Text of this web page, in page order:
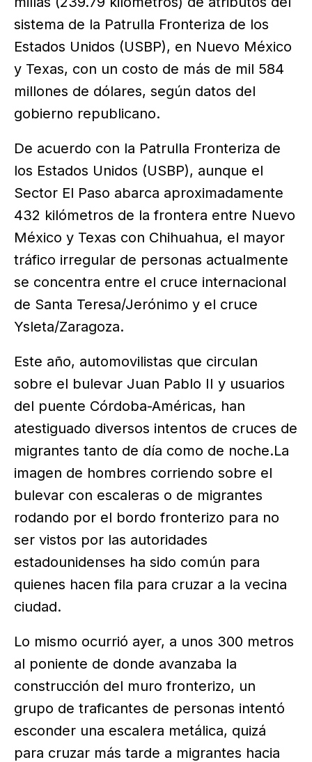
sistema de la Patrulla Fronteriza de los
Estados Unidos (USBP), en Nuevo México
y Texas, con un costo de más de mil 584
millones de dólares, según datos del
gobierno republicano.
De acuerdo con la Patrulla Fronteriza de
los Estados Unidos (USBP), aunque el
Sector El Paso abarca aproximadamente
432 kilómetros de la frontera entre Nuevo
México y Texas con Chihuahua, el mayor
tráfico irregular de personas actualmente
se concentra entre el cruce internacional
de Santa Teresa/Jerónimo y el cruce
Ysleta/Zaragoza.
Este año, automovilistas que circulan
sobre el bulevar Juan Pablo II y usuarios
del puente Córdoba-Américas, han
atestiguado diversos intentos de cruces de
migrantes tanto de día como de noche.La
imagen de hombres corriendo sobre el
bulevar con escaleras o de migrantes
rodando por el bordo fronterizo para no
ser vistos por las autoridades
estadounidenses ha sido común para
quienes hacen fila para cruzar a la vecina
ciudad.
Lo mismo ocurrió ayer, a unos 300 metros
al poniente de donde avanzaba la
construcción del muro fronterizo, un
grupo de traficantes de personas intentó
esconder una escalera metálica, quizá
para cruzar más tarde a migrantes hacia